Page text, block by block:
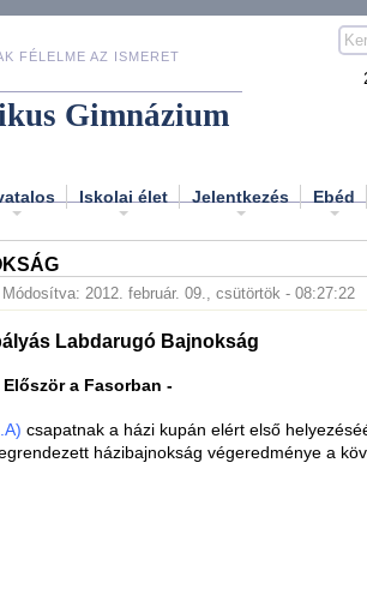
FÉLELME AZ ISMERET
Gimnázium
Iskolai élet Jelentkezés Ebéd
| Módosítva: 2012. február. 09., csütörtök - 08:27:22
Labdarugó Bajnokság
Először a Fasorban -
csapatnak a házi kupán elért első
házibajnokság végeredménye a